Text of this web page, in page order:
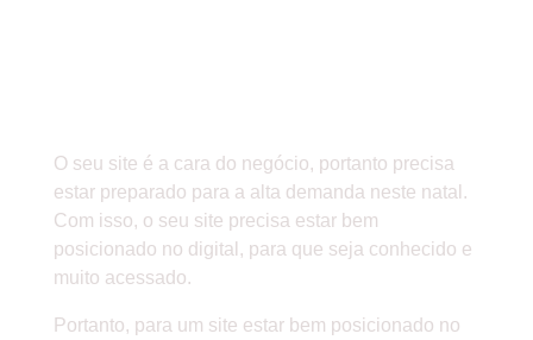
O seu site é a cara do negócio, portanto precisa
estar preparado para a alta demanda neste natal.
Com isso, o seu site precisa estar bem
posicionado no digital, para que seja conhecido e
muito acessado.
Portanto, para um site estar bem posicionado no